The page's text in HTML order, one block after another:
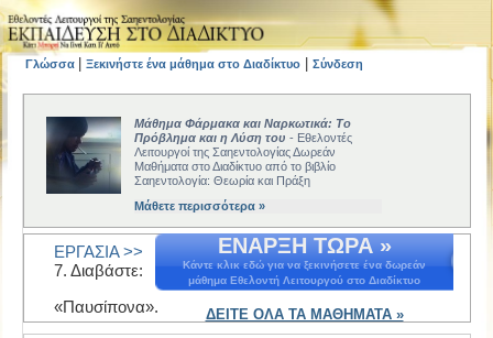
Γλώσσα Ξεκινήστε ένα μάθημα στο Διαδίκτυο Σύνδεση
Μάθημα Φάρμακα και Ναρκωτικά: Το
Πρόβλημα και η Λύση του - Εθελοντές
Λειτουργοί της Σαηεντολογίας Δωρεάν
Μαθήματα στο Διαδίκτυο από το βιβλίο
Σαηεντολογία: Θεωρία και Πράξη
Μάθετε περισσότερα »
ΕΝΑΡΞΗ ΤΩΡΑ »
Κάντε κλικ εδώ για να ξεκινήσετε ένα δωρεάν
μάθημα Εθελοντή Λειτουργού στο Διαδίκτυο
ΔΕΙΤΕ ΟΛΑ ΤΑ ΜΑΘΗΜΑΤΑ »
ΕΡΓΑΣΙΑ >>
7. Διαβάστε:
«Παυσίπονα».